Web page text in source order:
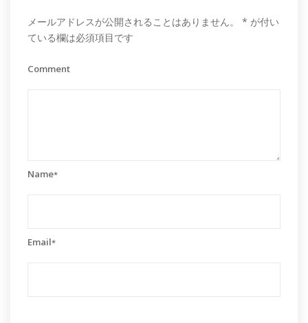
メールアドレスが公開されることはありません。 * が付い
ている欄は必須項目です
Comment
Name*
Email*